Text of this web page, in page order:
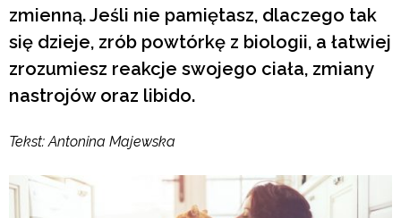
zmienną. Jeśli nie pamiętasz, dlaczego tak
się dzieje, zrób powtórkę z biologii, a łatwiej
zrozumiesz reakcje swojego ciała, zmiany
nastrojów oraz libido.
Tekst: Antonina Majewska